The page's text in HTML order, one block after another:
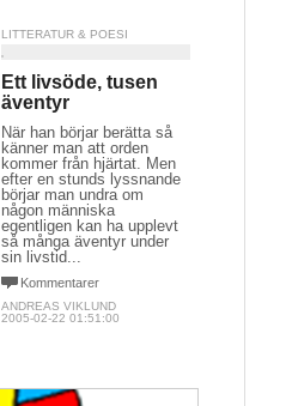
LITTERATUR & POESI
Ett livsöde, tusen
äventyr
När han börjar berätta så
känner man att orden
kommer från hjärtat. Men
efter en stunds lyssnande
börjar man undra om
någon människa
egentligen kan ha upplevt
så många äventyr under
sin livstid...
Kommentarer
ANDREAS VIKLUND
2005-02-22 01:51:00